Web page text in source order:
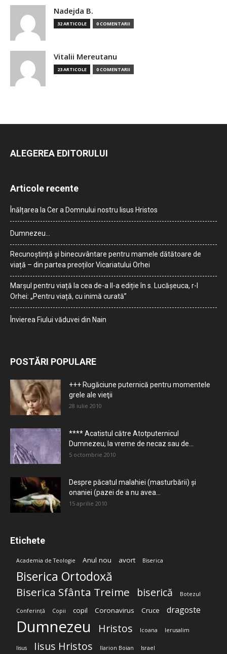
Nadejda B.
32 ARTICOLE 0 COMENTARII
Vitalii Mereutanu
23 ARTICOLE 0 COMENTARII
ALEGEREA EDITORULUI
Articole recente
Înălțarea la Cer a Domnului nostru Iisus Hristos
Dumnezeu…
Recunoștință și binecuvântare pentru mamele dătătoare de
viață – din partea preoților Vicariatului Orhei
Marșul pentru viață la cea de-a II-a ediție în s. Lucășeuca, r-l
Orhei: „Pentru viață, cu inimă curată”
Învierea Fiului văduvei din Nain
POSTĂRI POPULARE
+++ Rugăciune puternică pentru momentele
grele ale vieţii
28 iulie 2010
**** Acatistul către Atotputernicul
Dumnezeu, la vreme de necaz sau de...
5 octombrie 2010
Despre păcatul malahiei (masturbării) şi
onaniei (pazei de a nu avea...
15 aprilie 2010
Etichete
Academia de Teologie Anul nou avort Biserica
Biserica Ortodoxă
Biserica Sfânta Treime biserică Botezul
Conferință Copii copil Coronavirus Cruce dragoste
Dumnezeu Hristos Icoana Ierusalim
Iisus Iisus Hristos Ilarion Boian Israel